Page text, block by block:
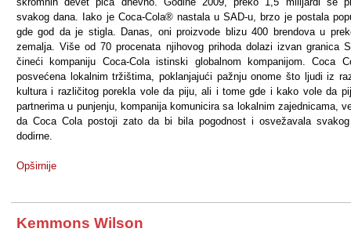
svakog dana. Iako je Coca-Cola® nastala u SAD-u, brzo je postala
gde god da je stigla. Danas, oni proizvode blizu 400 brendova u
zemalja. Više od 70 procenata njihovog prihoda dolazi izvan granica
čineći kompaniju Coca-Cola istinski globalnom kompanijom. Coca
posvećena lokalnim tržištima, poklanjajući pažnju onome što ljudi iz
kultura i različitog porekla vole da piju, ali i tome gde i kako vole da
partnerima u punjenju, kompanija komunicira sa lokalnim zajednicama,
da Coca Cola postoji zato da bi bila pogodnost i osvežavala
dodirne.
Opširnije
Kemmons Wilson